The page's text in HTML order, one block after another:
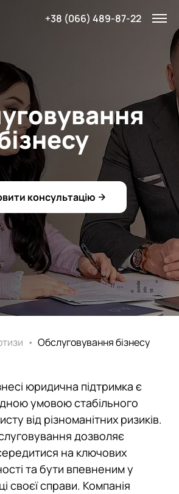
+38 (066) 489-87-22
консультацію
• Обслуговування бізнесу
юридична підтримка є
умовою стабільного
від різноманітних ризиків.
дозволяє
на ключових
та бути впевненим у
своєї справи. Компанія